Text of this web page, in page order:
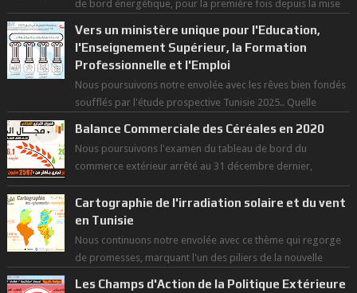
de bord énergétique, pour la première fois depuis la mise
Vers un ministère unique pour l'Education,
l'Enseignement Supérieur, la Formation
Professionnelle et l'Emploi
Nous poursuivons notre envolée avec les rêves bien fondés
soufflés par l'étude prospective Tunisie 2025.. Quelle
Balance Commerciale des Céréales en 2020
Nous poursuivons l'examen du tableau de bord du
commerce extérieur arrêté au 31 décembre dernier,
rendant compte de nos prouesses et man...
Cartographie de l'irradiation solaire et du vent
en Tunisie
Nous continuons notre envolée avec ce thème qui regorge
de promesses, marquant l'un des piliers de la nouvelle
Les Champs d'Action de la Politique Extérieure